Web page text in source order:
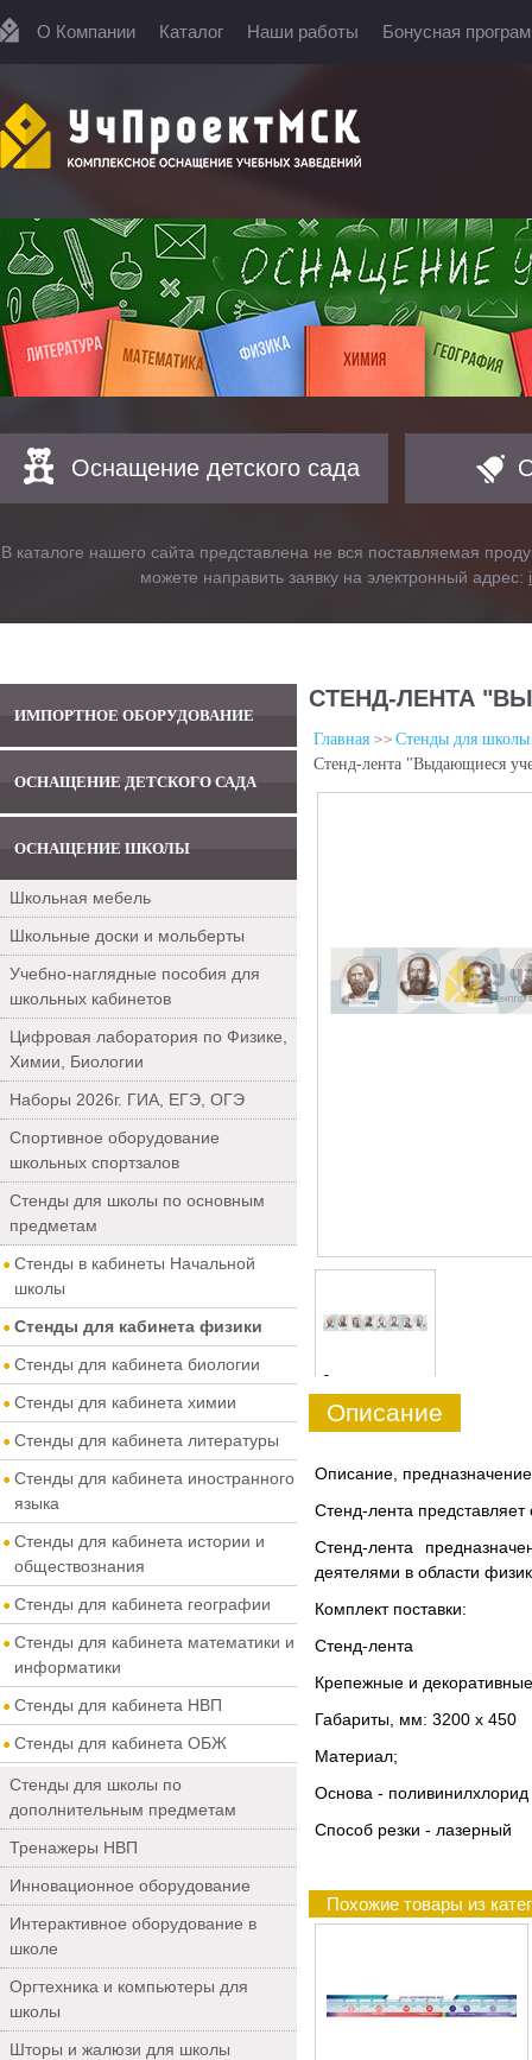
О Компании Каталог Наши работы Бонусная
Оснащение детского сада
В каталоге нашего сайта представлена не вся поставляемая
можете направить заявку на электронный адрес:
ИМПОРТНОЕ ОБОРУДОВАНИЕ
ОСНАЩЕНИЕ ДЕТСКОГО САДА
ОСНАЩЕНИЕ ШКОЛЫ
Школьная мебель
Школьные доски и мольберты
Учебно-наглядные пособия для
школьных кабинетов
Цифровая лаборатория по Физике,
Химии, Биологии
Наборы 2026г. ГИА, ЕГЭ, ОГЭ
Спортивное оборудование
школьных спортзалов
Стенды для школы по основным
предметам
Стенды в кабинеты Начальной
школы
Стенды для кабинета физики
Стенды для кабинета биологии
Стенды для кабинета химии
Стенды для кабинета литературы
Стенды для кабинета иностранного
языка
Стенды для кабинета истории и
обществознания
Стенды для кабинета географии
Стенды для кабинета математики и
информатики
Стенды для кабинета НВП
Стенды для кабинета ОБЖ
Стенды для школы по
дополнительным предметам
Тренажеры НВП
Инновационное оборудование
Интерактивное оборудование в
школе
Оргтехника и компьютеры для
школы
Шторы и жалюзи для школы
СТЕНД-ЛЕНТА
Главная
Стенды для
Стенд-лента "Выдающиеся
0
Описание
Описание,
Стенд-лента
Стенд-лента
деятелями в области
Комплект поставки:
Стенд-лента
Крепежные и
Габариты, мм: 3200 х 450
Материал;
Основа -
Способ резки - лазерный
Похожие товары из